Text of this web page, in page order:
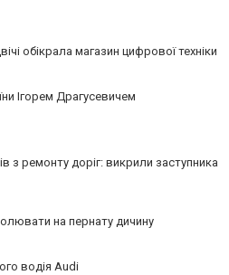
обікрала магазин цифрової техніки
Ігорем Драгусевичем
з ремонту доріг: викрили заступника
на пернату дичину
водія Audi